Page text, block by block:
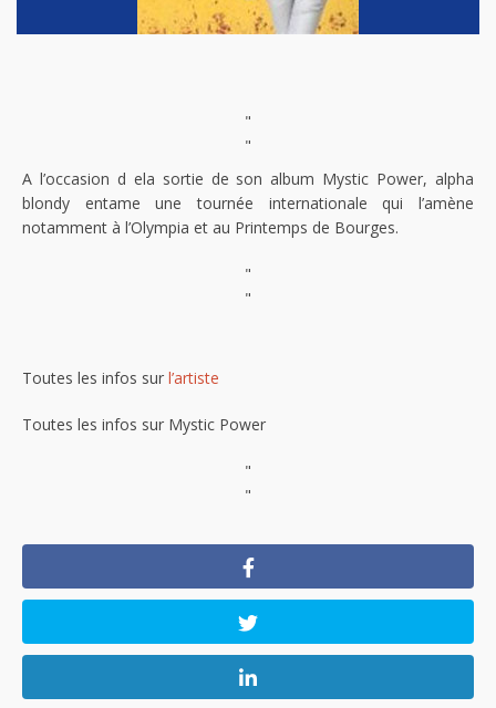
"
"
A l’occasion d ela sortie de son album Mystic Power, alpha
blondy entame une tournée internationale qui l’amène
notamment à l’Olympia et au Printemps de Bourges.
"
"
Toutes les infos sur l’artiste
Toutes les infos sur Mystic Power
"
"